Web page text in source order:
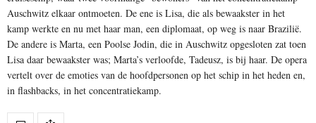
Auschwitz elkaar ontmoeten. De ene is Lisa, die als bewaakster in het
kamp werkte en nu met haar man, een diplomaat, op weg is naar Brazilië.
De andere is Marta, een Poolse Jodin, die in Auschwitz opgesloten zat toen
Lisa daar bewaakster was; Marta’s verloofde, Tadeusz, is bij haar. De opera
vertelt over de emoties van de hoofdpersonen op het schip in het heden en,
in flashbacks, in het concentratiekamp.